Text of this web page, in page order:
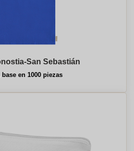
San Sebastián
en 1000 piezas